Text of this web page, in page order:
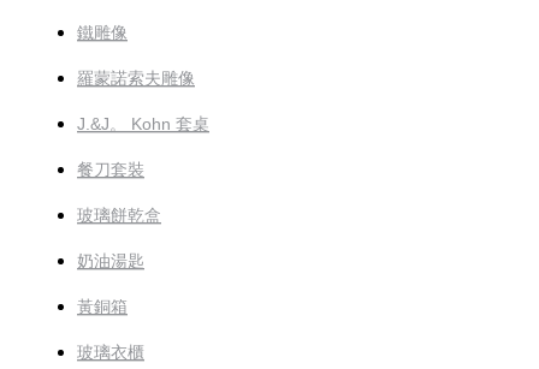
鐵雕像
羅蒙諾索夫雕像
J.&J。 Kohn 套桌
餐刀套裝
玻璃餅乾盒
奶油湯匙
黃銅箱
玻璃衣櫃